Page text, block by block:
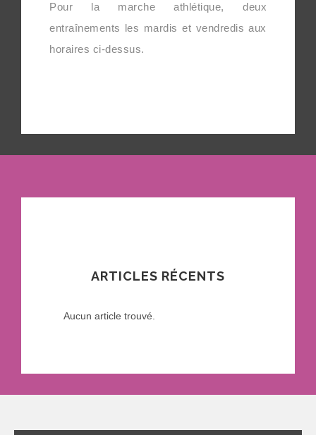
Pour la marche athlétique, deux
entraînements les mardis et vendredis aux
horaires ci-dessus.
ARTICLES RÉCENTS
Aucun article trouvé.